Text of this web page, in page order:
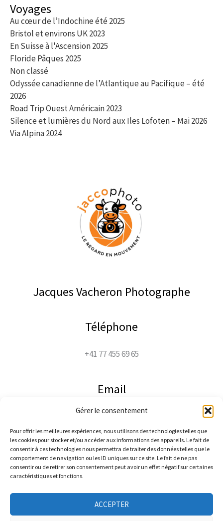
Gérer le consentement
Pour offrir les meilleures expériences, nous utilisons des technologies telles que
les cookies pour stocker et/ou accéder aux informations des appareils. Le fait de
consentir à ces technologies nous permettra de traiter des données telles que le
comportement de navigation ou les ID uniques sur ce site. Le fait de ne pas
consentir ou de retirer son consentement peut avoir un effet négatif sur certaines
caractéristiques et fonctions.
ACCEPTER
Voyages
Au cœur de l’Indochine été 2025
Bristol et environs UK 2023
En Suisse à l'Ascension 2025
Floride Pâques 2025
Non classé
Odyssée canadienne de l’Atlantique au Pacifique – été
2026
Road Trip Ouest Américain 2023
Silence et lumières du Nord aux Iles Lofoten – Mai 2026
Via Alpina 2024
Jacques Vacheron Photographe
Téléphone
+41 77 455 69 65
Email
jacco@jaccophoto.ch
Suivez-moi